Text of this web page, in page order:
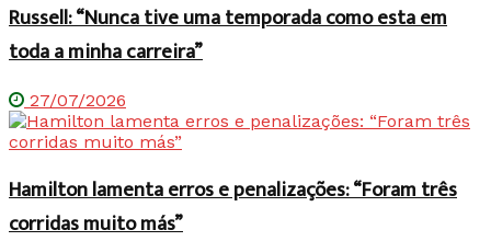
Russell: “Nunca tive uma temporada como esta em
toda a minha carreira”
27/07/2026
Hamilton lamenta erros e penalizações: “Foram três
corridas muito más”